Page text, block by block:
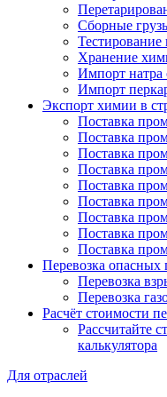
Сборные
Тестирование
Хранение
Импорт натра
Импорт
Экспорт химии в
Поставка
Поставка
Поставка
Поставка
Поставка
Поставка
Поставка
Поставка
Поставка
Перевозка опасных
Перевозка
Перевозка
Расчёт стоимости
Рассчитайте
калькулятора
Для отраслей